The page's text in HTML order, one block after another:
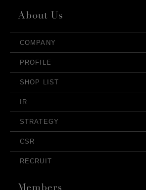
COMPANY
PROFILE
SHOP LIST
IR
STRATEGY
CSR
RECRUIT